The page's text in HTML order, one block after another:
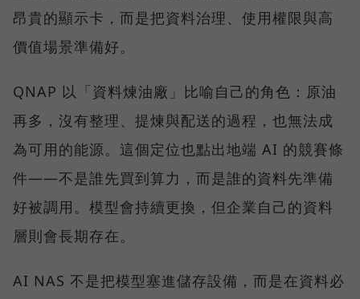
昂貴的顯示卡，而是把資料治理、使用權限與高
價值場景準備好。
QNAP 以「資料煉油廠」比喻自己的角色：原油
再多，沒有整理、提煉與配送的過程，也無法成
為可用的能源。這個定位也點出地端 AI 的競賽條
件——不是誰先買到算力，而是誰的資料先準備
好被調用。模型會持續更換，但企業自己的資料
層則會長期存在。
AI NAS 不是把模型塞進儲存設備，而是在資料必